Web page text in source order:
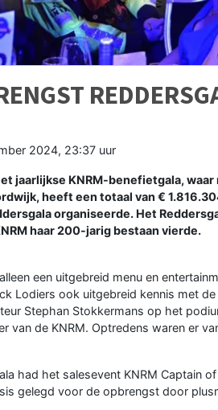
2024, 23:37 uur
jaarlijkse KNRM-benefietgala,
heeft een totaal van €
organiseerde. Het
haar 200-jarig bestaan vierde.
een uitgebreid menu en
Lodiers ook uitgebreid kennis met
Stephan Stokkermans op het
van de KNRM. Optredens waren er
had het salesevent KNRM Captain
gelegd voor de opbrengst door